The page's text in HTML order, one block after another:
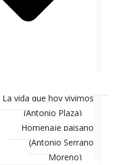
La vida que hoy vivimos
(Antonio Plaza)
Homenaje paisano
(Antonio Serrano
Moreno)